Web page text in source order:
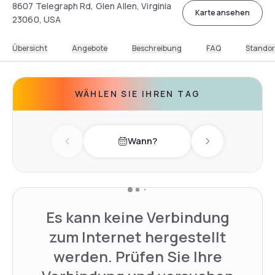
8607 Telegraph Rd, Glen Allen, Virginia
23060, USA
Karte ansehen
Übersicht Angebote Beschreibung FAQ
WÄHLEN SIE IHREN TAG
Previous day Wann? Next day
Es kann keine Verbindung
zum Internet hergestellt
werden. Prüfen Sie Ihre